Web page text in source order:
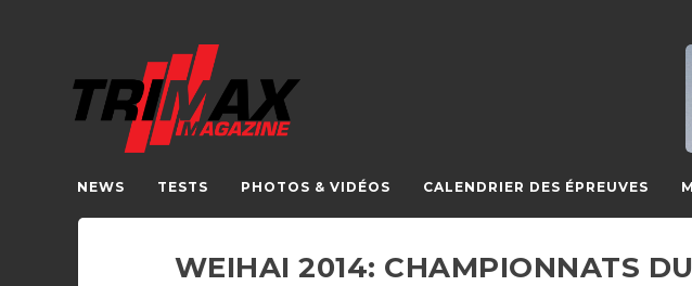
NEWS TESTS PHOTOS & VIDÉOS CALENDRIER DES ÉPREUVES
WEIHAI 2014: CHAMPIONNATS